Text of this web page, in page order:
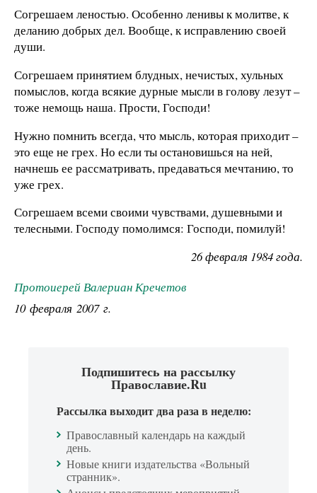
Согрешаем леностью. Особенно ленивы к молитве, к
деланию добрых дел. Вообще, к исправлению своей
души.
Согрешаем принятием блудных, нечистых, хульных
помыслов, когда всякие дурные мысли в голову лезут –
тоже немощь наша. Прости, Господи!
Нужно помнить всегда, что мысль, которая приходит –
это еще не грех. Но если ты остановишься на ней,
начнешь ее рассматривать, предаваться мечтанию, то
уже грех.
Согрешаем всеми своими чувствами, душевными и
телесными. Господу помолимся: Господи, помилуй!
26 февраля 1984 года.
Протоиерей Валериан Кречетов
10 февраля 2007 г.
Подпишитесь на рассылку
Православие.Ru
Рассылка выходит два раза в неделю:
Православный календарь на каждый
день.
Новые книги издательства «Вольный
странник».